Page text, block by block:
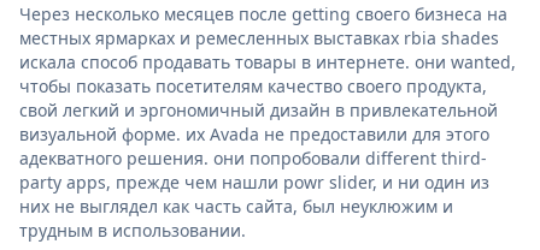
Через несколько месяцев после getting своего бизнеса на
местных ярмарках и ремесленных выставках rbia shades
искала способ продавать товары в интернете. они wanted,
чтобы показать посетителям качество своего продукта,
свой легкий и эргономичный дизайн в привлекательной
визуальной форме. их Avada не предоставили для этого
адекватного решения. они попробовали different third-
party apps, прежде чем нашли powr slider, и ни один из
них не выглядел как часть сайта, был неуклюжим и
трудным в использовании.